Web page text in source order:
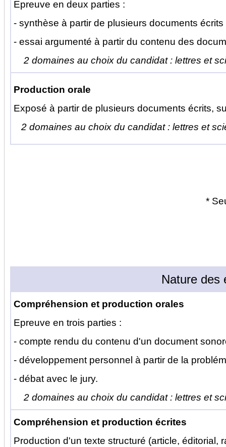
Epreuve en deux parties :
- synthèse à partir de plusieurs documents
- essai argumenté à partir du contenu des
2 domaines au choix du candidat : lettres et
Production orale
Exposé à partir de plusieurs documents écrits,
2 domaines au choix du candidat : lettres et
*
Nature des
Compréhension et production orales
Epreuve en trois parties :
- compte rendu du contenu d'un document
- développement personnel à partir de la
- débat avec le jury.
2 domaines au choix du candidat : lettres et
Compréhension et production écrites
Production d'un texte structuré (article, éditorial,